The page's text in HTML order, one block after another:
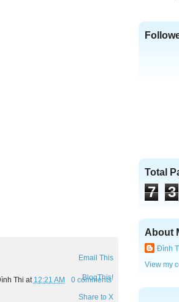
Thi at 12:21 AM 0 comments
Email This
BlogThis!
Share to X
Total
7 3
About
Đình
View my